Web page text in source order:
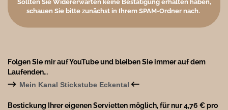
Sollten Sie Widererwarten keine Bestätigung erhalten haben,
schauen Sie bitte zunächst in Ihrem SPAM-Ordner nach.
Folgen Sie mir auf YouTube und bleiben Sie immer auf dem
Laufenden…
→ Mein Kanal Stickstube Eckental ←
Bestickung Ihrer eigenen Servietten möglich, für nur 4,76 € pro